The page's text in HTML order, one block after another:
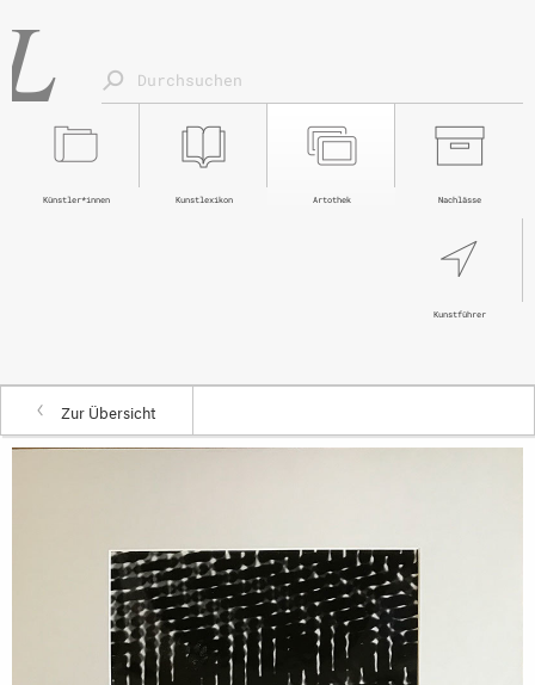
Nachlässe
Artothek
Kunstlexikon
Künstler*innen
Kunstführer
Zur Übersicht